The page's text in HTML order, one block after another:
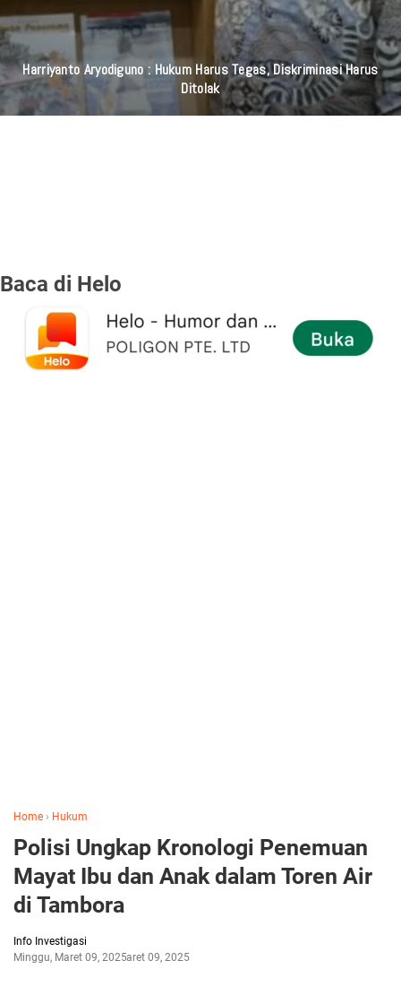
Harriyanto Aryodiguno : Hukum Harus Tegas, Diskriminasi Harus
Ditolak
Baca di Helo
Home › Hukum
Polisi Ungkap Kronologi Penemuan
Mayat Ibu dan Anak dalam Toren Air
di Tambora
Info Investigasi
Minggu, Maret 09, 2025Maret 09, 2025